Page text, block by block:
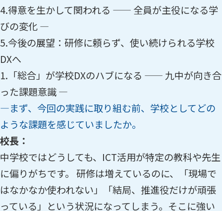
4.得意を生かして関われる —— 全員が主役になる学
びの変化 ―
5.今後の展望：研修に頼らず、使い続けられる学校
DXへ
1.「総合」が学校DXのハブになる —— 九中が向き合
った課題意識 ―
―まず、今回の実践に取り組む前、学校としてどの
ような課題を感じていましたか。
校長：
中学校ではどうしても、ICT活用が特定の教科や先生
に偏りがちです。 研修は増えているのに、「現場で
はなかなか使われない」「結局、推進役だけが頑張
っている」という状況になってしまう。そこに強い